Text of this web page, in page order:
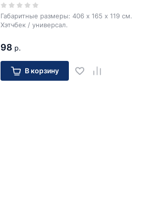
Габаритные размеры: 406 х 165 х 119 см.
Хэтчбек / универсал.
98 р.
В корзину